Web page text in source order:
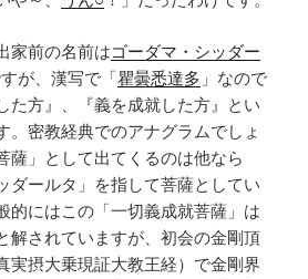
家前の名前はゴーダマ・シッダー
が、漢写で「瞿曇悉達多 」なので
た方』、『義を成就した方 』とい
。密教経典でのアナグラムでしょ
薩」として出てくるのは他なら
ダールタ」を指して菩薩としてい
的にはこの「一切義成就菩薩」は
解されていますが、初会の金剛頂
実摂大乗現証大教王経）で金剛界